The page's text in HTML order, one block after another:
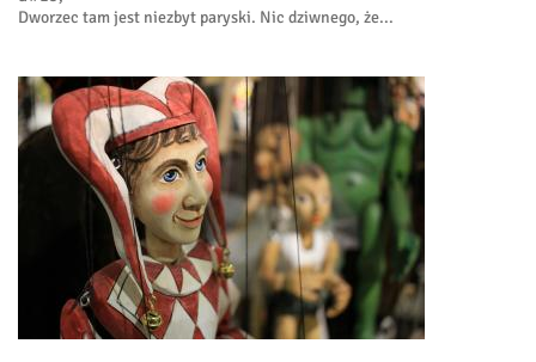
Dworzec tam jest niezbyt paryski. Nic dziwnego, że...